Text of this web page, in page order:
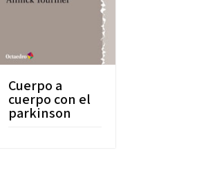
Cuerpo a
cuerpo con el
parkinson